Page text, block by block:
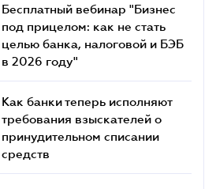
Бесплатный вебинар "Бизнес
под прицелом: как не стать
целью банка, налоговой и БЭБ
в 2026 году"
Как банки теперь исполняют
требования взыскателей о
принудительном списании
средств